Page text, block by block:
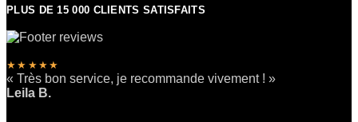
PLUS DE 15 000 CLIENTS SATISFAITS
★★★★★
« Très bon service, je recommande vivement ! »
Leila B.